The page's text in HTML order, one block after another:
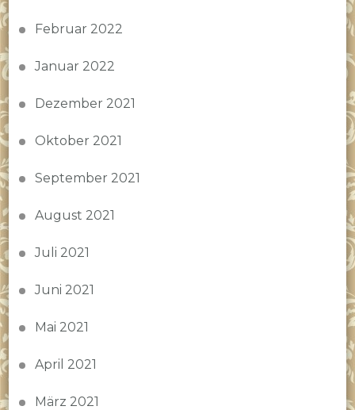
Februar 2022
Januar 2022
Dezember 2021
Oktober 2021
September 2021
August 2021
Juli 2021
Juni 2021
Mai 2021
April 2021
März 2021